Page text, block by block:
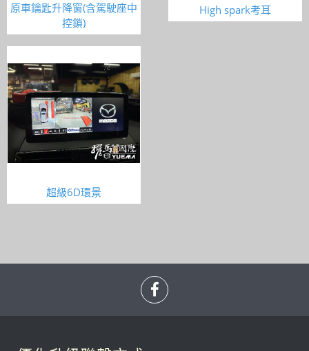
原車鑰匙升降窗(含駕駛座中
控鎖)
High spark考耳
超級6D環景